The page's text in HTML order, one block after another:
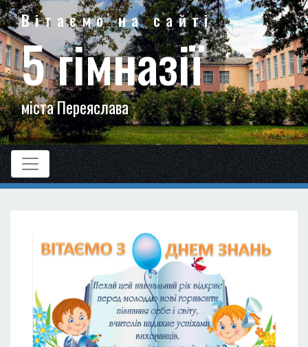
Вітаємо на сайті
5 гімназії
міста Переяслава